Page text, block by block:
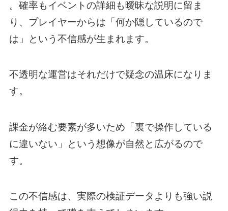
。確率もイベントの詳細も曖昧な説明に留ま
り、プレイヤーからは「何か隠しているので
は」という不信感が生まれます。
不透明な運営はそれだけで疑念の温床になりま
す。
課金が絡む要素が多いため「裏で操作している
に違いない」という想像が自然と広がるので
す。
この不信感は、実際の検証データよりも強い説